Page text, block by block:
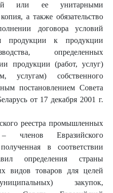
или ее унитарными
а также обязательство
договора условий
продукции к продукции
определенных
продукции (работ, услуг)
услугам) собственного
постановлением Совета
от 17 декабря 2001 г.
реестра промышленных
членов Евразийского
в соответствии
определения страны
видов товаров для целей
закупок,